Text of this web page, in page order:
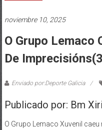
noviembre 10, 2025
O Grupo Lemaco
De
Enviado por:Deporte Galicia
Publicado por: Bm
O Grupo Lemaco Xuvenil